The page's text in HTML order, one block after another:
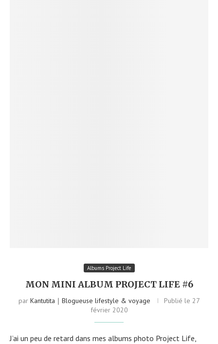
Albums Project Life
MON MINI ALBUM PROJECT LIFE #6
par Kantutita｜Blogueuse lifestyle & voyage Publié le 27
février 2020
J’ai un peu de retard dans mes albums photo Project Life,